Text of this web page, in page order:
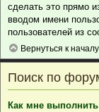
сделать это прямо
вводом имени
пользователей из
Вернуться к началу
Поиск по
Как мне